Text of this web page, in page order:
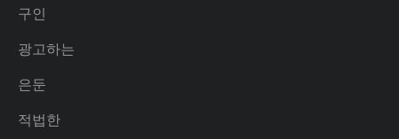
구인
광고하는
은둔
적법한